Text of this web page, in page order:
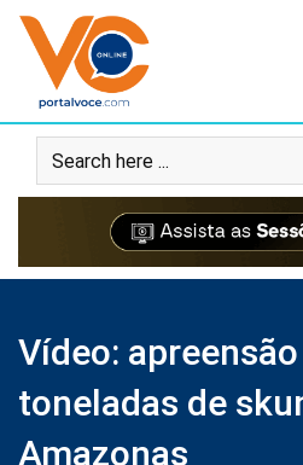
Vídeo:
toneladas de
Amazonas